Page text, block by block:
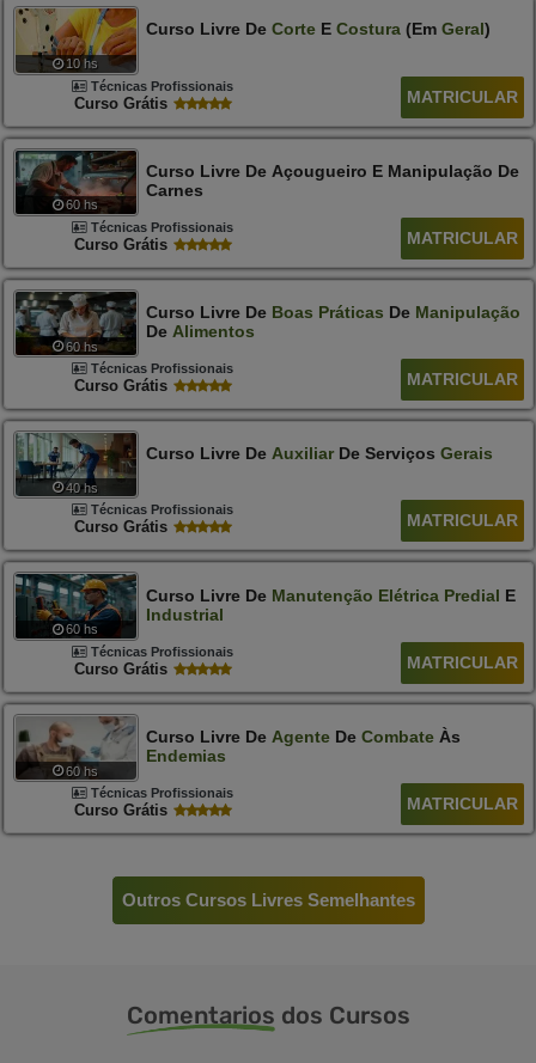
10 hs
Curso Livre De CorteE Costura(Em Geral)
Técnicas Profissionais
Curso Grátis MATRICULAR
60 hs
Curso Livre De Açougueiro E Manipulação De
Carnes
Técnicas Profissionais
Curso Grátis MATRICULAR
60 hs
Curso Livre De Boas Práticas De Manipulação
De Alimentos
Técnicas Profissionais
Curso Grátis MATRICULAR
40 hs
Curso Livre De AuxiliarDe Serviços Gerais
Técnicas Profissionais
Curso Grátis MATRICULAR
60 hs
Curso Livre De Manutenção Elétrica Predial E
Industrial
Técnicas Profissionais
Curso Grátis MATRICULAR
60 hs
Curso Livre De AgenteDe CombateÀs
Endemias
Técnicas Profissionais
Curso Grátis MATRICULAR
Outros Cursos Livres Semelhantes
Comentarios dos Cursos